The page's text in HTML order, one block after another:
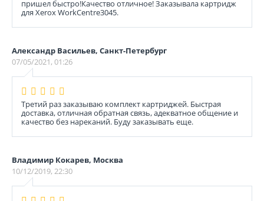
пришел быстро!Качество отличное! Заказывала картридж
для Xerox WorkCentre3045.
Александр Васильев, Санкт-Петербург
07/05/2021, 01:26
Третий раз заказываю комплект картриджей. Быстрая
доставка, отличная обратная связь, адекватное общение и
качество без нареканий. Буду заказывать еще.
Владимир Кокарев, Москва
10/12/2019, 22:30